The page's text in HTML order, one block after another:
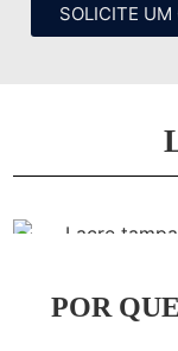
SOLICITE UM
POR